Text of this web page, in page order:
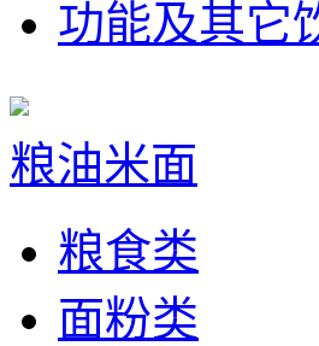
功能及其它
粮油米面
粮食类
面粉类